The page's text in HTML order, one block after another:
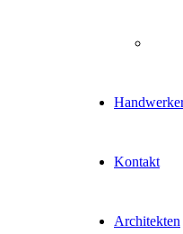
Kontakt
Architekten